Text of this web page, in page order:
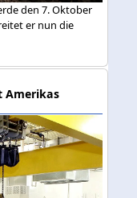
den 7. Oktober
er nun die
Amerikas